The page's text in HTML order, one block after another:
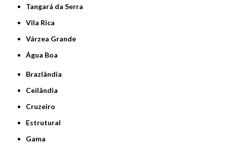
Tangará da Serra
Vila Rica
Várzea Grande
Água Boa
Brazlândia
Ceilândia
Cruzeiro
Estrutural
Gama